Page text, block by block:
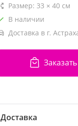
Размер: 33 × 40 см
В наличии
Доставка в г.
Заказать
Доставка